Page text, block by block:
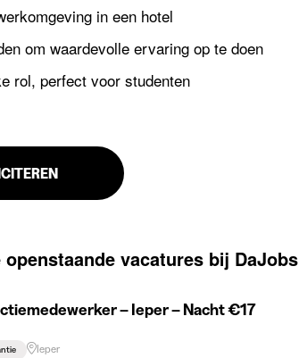
in een hotel
om waardevolle ervaring op te doen
rol, perfect voor studenten
openstaande vacatures bij DaJobs
– Ieper – Nacht €17
Ieper